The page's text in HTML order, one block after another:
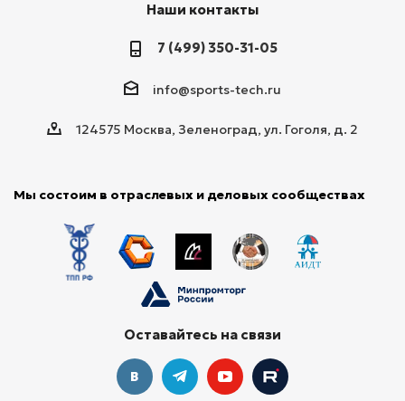
Наши контакты
7 (499) 350-31-05
info@sports-tech.ru
124575 Москва, Зеленоград, ул. Гоголя, д. 2
Мы состоим в отраслевых и деловых сообществах
Оставайтесь на связи